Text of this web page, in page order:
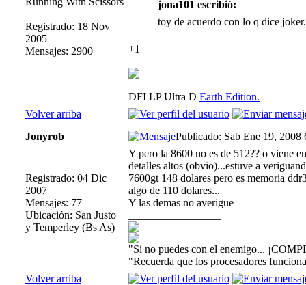
Registrado: 18 Nov
2005
Mensajes: 2900
jona101 escribió:
toy de acuerdo con lo q dice
+1
DFI LP Ultra D Earth Edition.
Volver arriba
Jonyrob
Publicado: Sab Ene 19, 2008
Registrado: 04 Dic
2007
Mensajes: 77
Ubicación: San Justo
y Temperley (Bs As)
Y pero la 8600 no es de 512?? o viene
detalles altos (obvio)...estuve a
7600gt 148 dolares pero es memoria
algo de 110 dolares...
Y las demas no averigue
"Si no puedes con el enemigo...
"Recuerda que los procesadores
Volver arriba